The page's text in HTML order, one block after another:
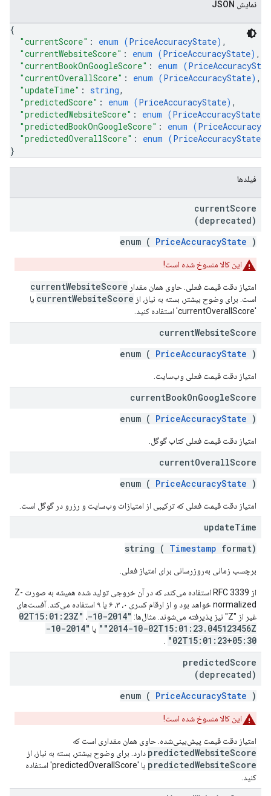
نمایش JSON
{
"currentScore" : enum (PriceAccuracyState) ,
"currentWebsiteScore" : enum (PriceAccuracyState) ,
"currentBookOnGoogleScore" : enum (
"currentOverallScore" : enum (PriceAccuracyState) ,
"updateTime" : string,
"predictedScore" : enum (PriceAccuracyState) ,
"predictedWebsiteScore" : enum (PriceAccuracyState
"predictedBookOnGoogleScore" : enum (
"predictedOverallScore" : enum (PriceAccuracyState
}
فیلدها
currentScore
(deprecated)
enum ( PriceAccuracyState )
این کالا منسوخ شده است!
امتیاز دقت قیمت فعلی. حاوی همان مقدار currentWebsiteScore
است. برای وضوح بیشتر، بسته به نیاز، از currentWebsiteScore یا
'currentOverallScore' استفاده کنید.
currentWebsiteScore
enum ( PriceAccuracyState )
امتیاز دقت قیمت فعلی وب‌سایت.
currentBookOnGoogleScore
enum ( PriceAccuracyState )
امتیاز دقت قیمت فعلی کتاب گوگل.
currentOverallScore
enum ( PriceAccuracyState )
امتیاز دقت قیمت فعلی که ترکیبی از امتیازات وب‌سایت و رزرو در گوگل است.
updateTime
string ( Timestamp format)
برچسب زمانی به‌روزرسانی برای امتیاز فعلی.
از RFC 3339 استفاده می‌کند، که در آن خروجی تولید شده همیشه به صورت Z-
normalized خواهد بود و از ارقام کسری ۰، ۳، ۶ یا ۹ استفاده می‌کند. آفست‌های
غیر از "Z" نیز پذیرفته می‌شوند. مثال‌ها:
"2014-10-02T15:01:23Z" ،
"2014-10-02T15:01:23.045123456Z" یا
"2014-10-
02T15:01:23+05:30"
predictedScore
(deprecated)
enum ( PriceAccuracyState )
این کالا منسوخ شده است!
امتیاز دقت قیمت پیش‌بینی‌شده. حاوی همان مقداری است که
predictedWebsiteScore دارد. برای وضوح بیشتر، بسته به نیاز، از
predictedWebsiteScore
یا 'predictedOverallScore' استفاده
کنید.